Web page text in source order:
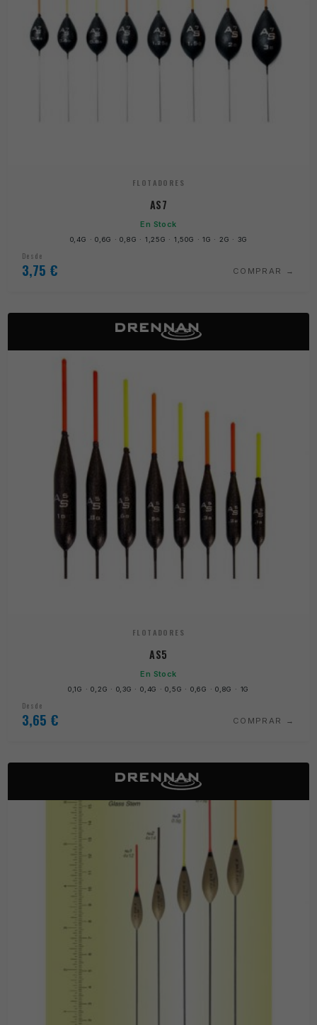
FLOTADORES
AS7
En Stock
0,4G · 0,6G · 0,8G · 1,25G · 1,50G · 1G · 2G · 3G
Desde
3,75 € COMPRAR
FLOTADORES
AS5
En Stock
0,1G · 0,2G · 0,3G · 0,4G · 0,5G · 0,6G · 0,8G · 1G
Desde
3,65 € COMPRAR